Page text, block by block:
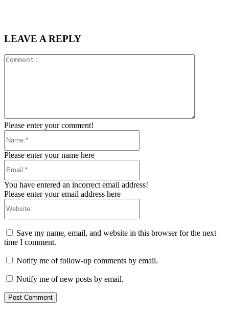
LEAVE A REPLY
Please enter your comment!
Please enter your name here
You have entered an incorrect email address!
Please enter your email address here
Save my name, email, and website in this browser for the next
time I comment.
Notify me of follow-up comments by email.
Notify me of new posts by email.